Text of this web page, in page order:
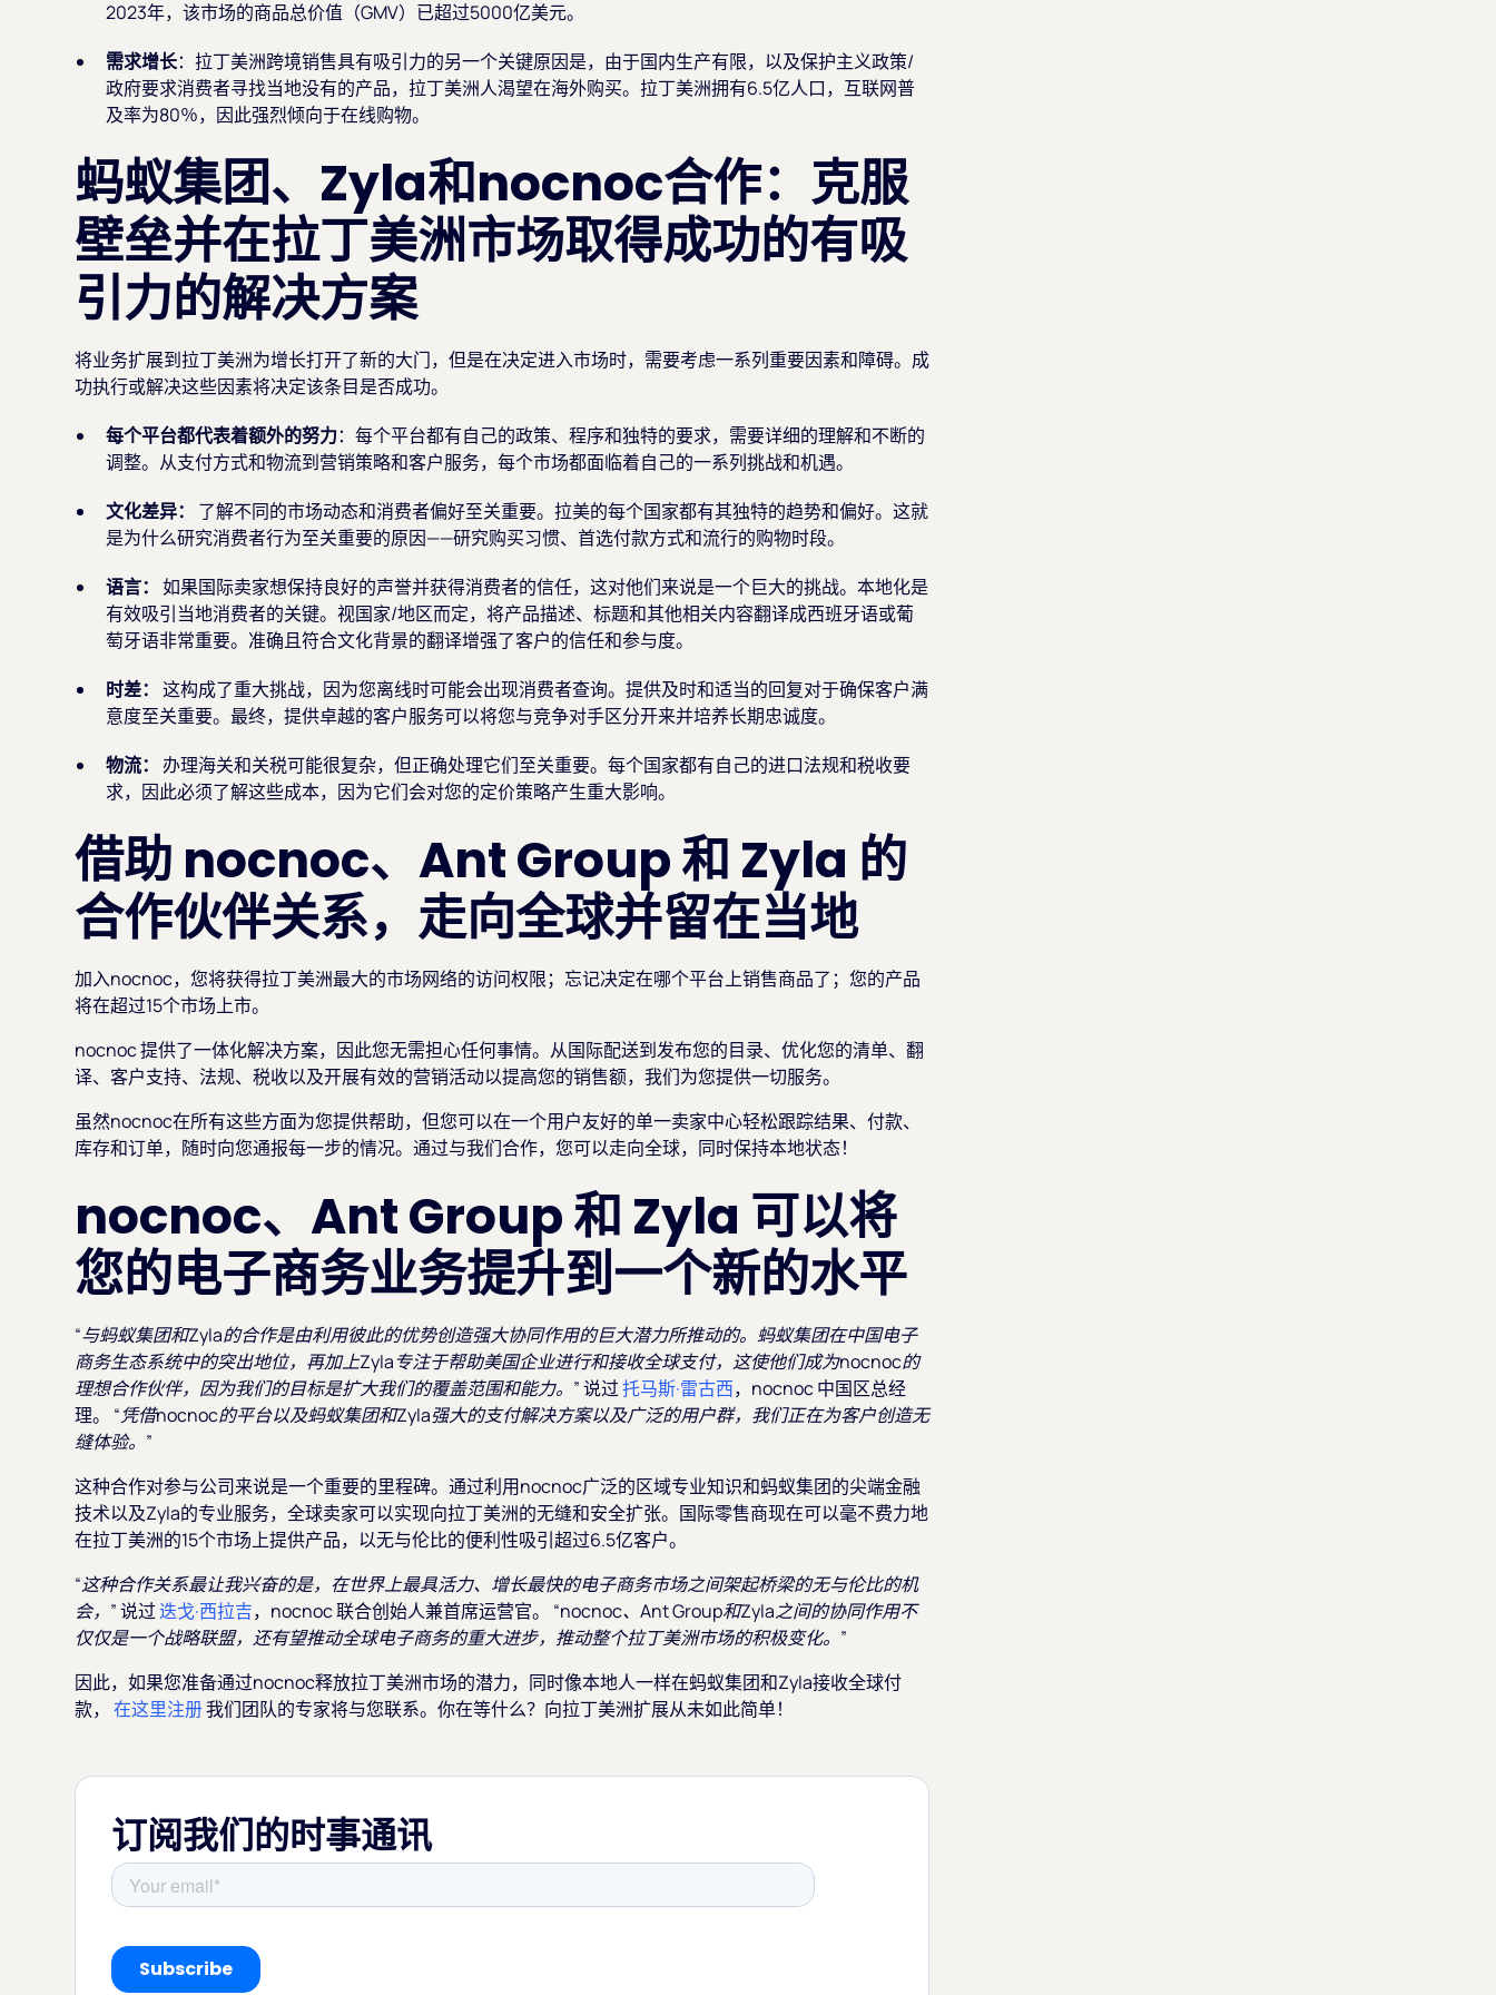
2023年，该市场的商品总价值（GMV）已超过5000亿美元。
需求增长：拉丁美洲跨境销售具有吸引力的另一个关键原因是，由于国内生产有限，以及保护主义政策/
政府要求消费者寻找当地没有的产品，拉丁美洲人渴望在海外购买。拉丁美洲拥有6.5亿人口，互联网普
及率为80％，因此强烈倾向于在线购物。
蚂蚁集团、Zyla和nocnoc合作：克服
壁垒并在拉丁美洲市场取得成功的有吸
引力的解决方案
将业务扩展到拉丁美洲为增长打开了新的大门，但是在决定进入市场时，需要考虑一系列重要因素和障碍。成
功执行或解决这些因素将决定该条目是否成功。
每个平台都代表着额外的努力：每个平台都有自己的政策、程序和独特的要求，需要详细的理解和不断的
调整。从支付方式和物流到营销策略和客户服务，每个市场都面临着自己的一系列挑战和机遇。
文化差异： 了解不同的市场动态和消费者偏好至关重要。拉美的每个国家都有其独特的趋势和偏好。这就
是为什么研究消费者行为至关重要的原因——研究购买习惯、首选付款方式和流行的购物时段。
语言： 如果国际卖家想保持良好的声誉并获得消费者的信任，这对他们来说是一个巨大的挑战。本地化是
有效吸引当地消费者的关键。视国家/地区而定，将产品描述、标题和其他相关内容翻译成西班牙语或葡
萄牙语非常重要。准确且符合文化背景的翻译增强了客户的信任和参与度。
时差： 这构成了重大挑战，因为您离线时可能会出现消费者查询。提供及时和适当的回复对于确保客户满
意度至关重要。最终，提供卓越的客户服务可以将您与竞争对手区分开来并培养长期忠诚度。
物流：
办理海关和关税可能很复杂，但正确处理它们至关重要。每个国家都有自己的进口法规和税收要
求，因此必须了解这些成本，因为它们会对您的定价策略产生重大影响。
借助 nocnoc、Ant Group 和 Zyla 的
合作伙伴关系，走向全球并留在当地
加入nocnoc，您将获得拉丁美洲最大的市场网络的访问权限；忘记决定在哪个平台上销售商品了；您的产品
将在超过15个市场上市。
nocnoc 提供了一体化解决方案，因此您无需担心任何事情。从国际配送到发布您的目录、优化您的清单、翻
译、客户支持、法规、税收以及开展有效的营销活动以提高您的销售额，我们为您提供一切服务。
虽然nocnoc在所有这些方面为您提供帮助，但您可以在一个用户友好的单一卖家中心轻松跟踪结果、付款、
库存和订单，随时向您通报每一步的情况。通过与我们合作，您可以走向全球，同时保持本地状态！
nocnoc、Ant Group 和 Zyla 可以将
您的电子商务业务提升到一个新的水平
“与蚂蚁集团和Zyla的合作是由利用彼此的优势创造强大协同作用的巨大潜力所推动的。蚂蚁集团在中国电子
商务生态系统中的突出地位，再加上Zyla专注于帮助美国企业进行和接收全球支付，这使他们成为nocnoc的
理想合作伙伴，因为我们的目标是扩大我们的覆盖范围和能力。”说过托马斯·雷古西，nocnoc 中国区总经
理。 “凭借nocnoc的平台以及蚂蚁集团和Zyla强大的支付解决方案以及广泛的用户群，我们正在为客户创造无
缝体验。”
这种合作对参与公司来说是一个重要的里程碑。通过利用nocnoc广泛的区域专业知识和蚂蚁集团的尖端金融
技术以及Zyla的专业服务，全球卖家可以实现向拉丁美洲的无缝和安全扩张。国际零售商现在可以毫不费力地
在拉丁美洲的15个市场上提供产品，以无与伦比的便利性吸引超过6.5亿客户。
“这种合作关系最让我兴奋的是，在世界上最具活力、增长最快的电子商务市场之间架起桥梁的无与伦比的机
会，”说过迭戈·西拉吉，nocnoc 联合创始人兼首席运营官。
“nocnoc、Ant Group和Zyla之间的协同作用不
仅仅是一个战略联盟，还有望推动全球电子商务的重大进步，推动整个拉丁美洲市场的积极变化。”
因此，如果您准备通过nocnoc释放拉丁美洲市场的潜力，同时像本地人一样在蚂蚁集团和Zyla接收全球付
款，在这里注册我们团队的专家将与您联系。你在等什么？向拉丁美洲扩展从未如此简单！
订阅我们的时事通讯